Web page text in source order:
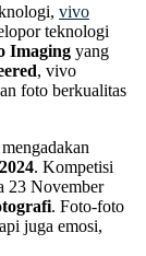
vivo
teknologi
Imaging yang
, vivo
foto berkualitas
mengadakan
. Kompetisi
23 November
. Foto-foto
juga emosi,